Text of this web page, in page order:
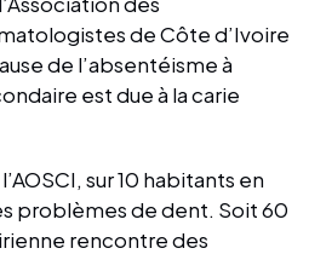
de Côte d’Ivoire
de l’absentéisme à
est due à la carie
sur 10 habitants en
problèmes de dent. Soit 60
rencontre des